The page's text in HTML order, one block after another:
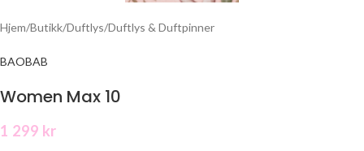
Hjem/Butikk/Duftlys/Duftlys & Duftpinner
BAOBAB
Women Max 10
1 299 kr